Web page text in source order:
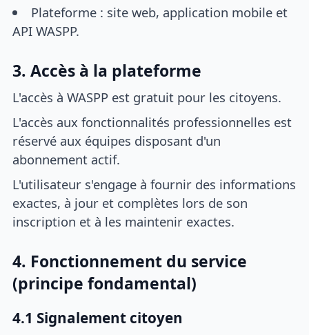
Plateforme : site web, application mobile et
API WASPP.
3. Accès à la plateforme
L'accès à WASPP est gratuit pour les citoyens.
L'accès aux fonctionnalités professionnelles est
réservé aux équipes disposant d'un
abonnement actif.
L'utilisateur s'engage à fournir des informations
exactes, à jour et complètes lors de son
inscription et à les maintenir exactes.
4. Fonctionnement du service
(principe fondamental)
4.1 Signalement citoyen